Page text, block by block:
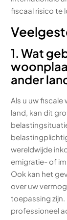
fiscaal risico te
1. Wat
ander
Als u uw
land, kan dit
wereldwijde
emigratie- of
Ook kan het
over uw
toepassing zijn.
professioneel